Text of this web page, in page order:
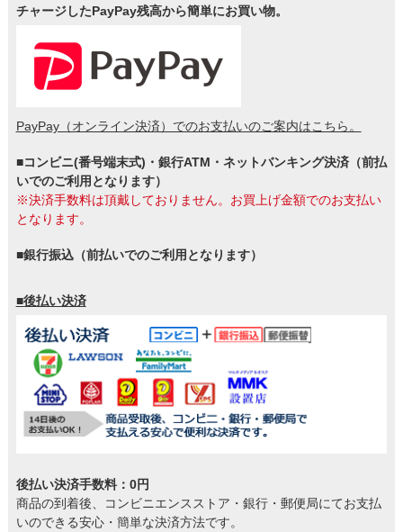
チャージしたPayPay残高から簡単にお買い物。
PayPay（オンライン決済）でのお支払いのご案内はこちら。
■コンビニ(番号端末式)・銀行ATM・ネットバンキング決済（前払
いでのご利用となります）
※決済手数料は頂戴しておりません。お買上げ金額でのお支払い
となります。
■銀行振込（前払いでのご利用となります）
■後払い決済
後払い決済手数料：0円
商品の到着後、コンビニエンスストア・銀行・郵便局にてお支払
いのできる安心・簡単な決済方法です。